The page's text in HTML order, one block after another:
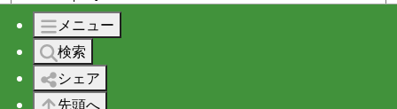
メニュー
検索
シェア
先頭へ